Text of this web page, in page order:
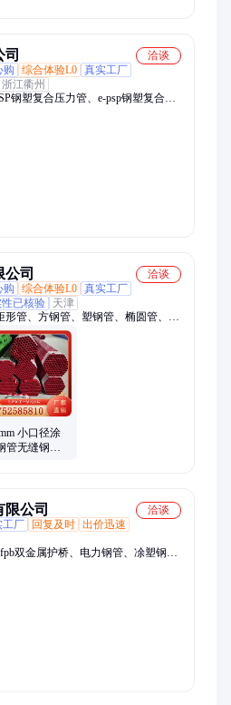
洽谈
购 综合体验L0 真实工厂
浙江衢州
钢塑复合压力管、e-psp钢塑复合
钢塑管、psp电磁热熔钢塑复、ef-
司
洽谈
购 综合体验L0 真实工厂
已核验
天津
管、方钢管、塑钢管、椭圆管、声
合金、衬塑管、供水管、专用管、锅
缝管、排污管、异形管、镀锌管、复
形管、涂塑管
小口径涂
管无缝钢管
公司
洽谈
工厂 回复及时 出价迅速
双金属护桥、电力钢管、凃塑钢
、给水涂塑复合钢管、涂塑复合钢
浸塑钢管、聚乙烯涂氟钢管、环氧
涂ep法兰、涂塑弯头、双金属护桥、
涂塑复合管、双金属护桥管、热浸塑
热浸塑电缆穿线管、涂塑钢质线缆套